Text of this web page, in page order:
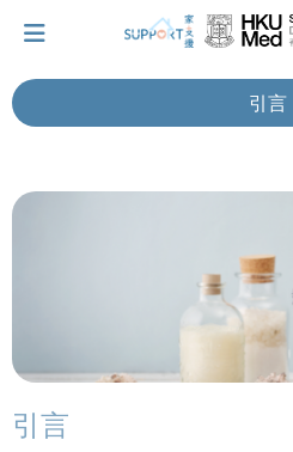
擁抱每刻，留住這愛。
輕鬆一下，充下電啦！
引言
引言